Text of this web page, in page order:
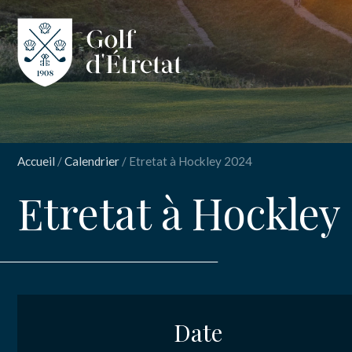
Accueil /Calendrier / Etretat à Hockley 2024
Etretat à Hockley
Date
CLUB
CLUB
PARCOURS
NOS TARIFS